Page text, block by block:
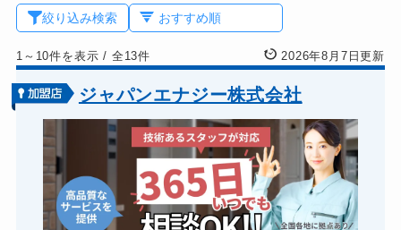
絞り込み検索
1～10件を表示/ 全13件 2026年8月7日更新
ジャパンエナジー株式会社